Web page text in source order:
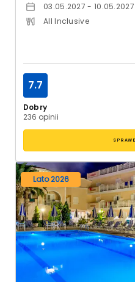
03.05.2027 - 10.05.2027
All Inclusive
Dobry
236 opinii
7.7
Lato 2026